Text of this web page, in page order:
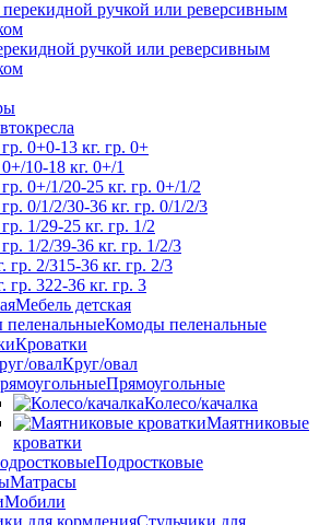
ручкой или реверсивным
0-13 кг. гр. 0+
0-18 кг. 0+/1
0-25 кг. гр. 0+/1/2
0-36 кг. гр. 0/1/2/3
9-25 кг. гр. 1/2
9-36 кг. гр. 1/2/3
15-36 кг. гр. 2/3
22-36 кг. гр. 3
Мебель детская
Комоды пеленальные
Кроватки
Круг/овал
Прямоугольные
Колесо/качалка
Маятниковые
кроватки
Подростковые
Матрасы
Мобили
Стульчики для